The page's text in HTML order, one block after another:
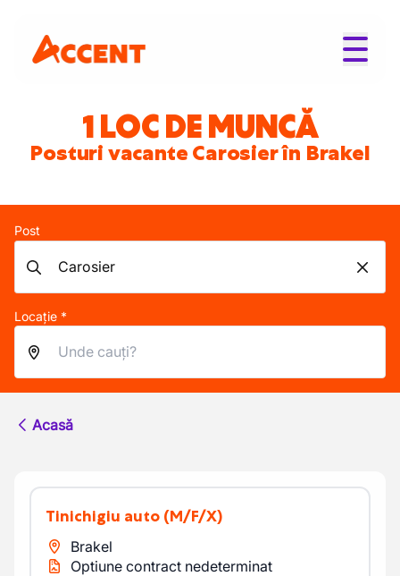
1 LOC DE MUNCĂ
Posturi vacante Carosier în Brakel
Post
Locație *
Acasă
Tinichigiu auto (M/F/X)
Brakel
Optiune contract nedeterminat